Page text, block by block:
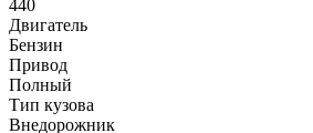
440
Двигатель
Бензин
Привод
Полный
Тип кузова
Внедорожник